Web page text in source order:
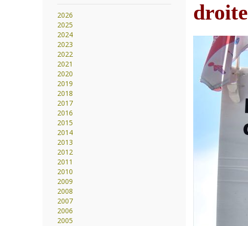
droite
2026
2025
2024
2023
2022
2021
2020
2019
2018
2017
2016
2015
2014
2013
2012
2011
2010
2009
2008
2007
2006
2005